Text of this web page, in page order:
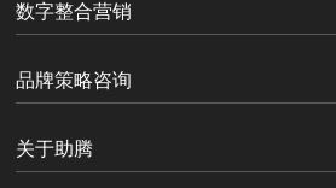
数字整合营销
品牌策略咨询
关于助腾